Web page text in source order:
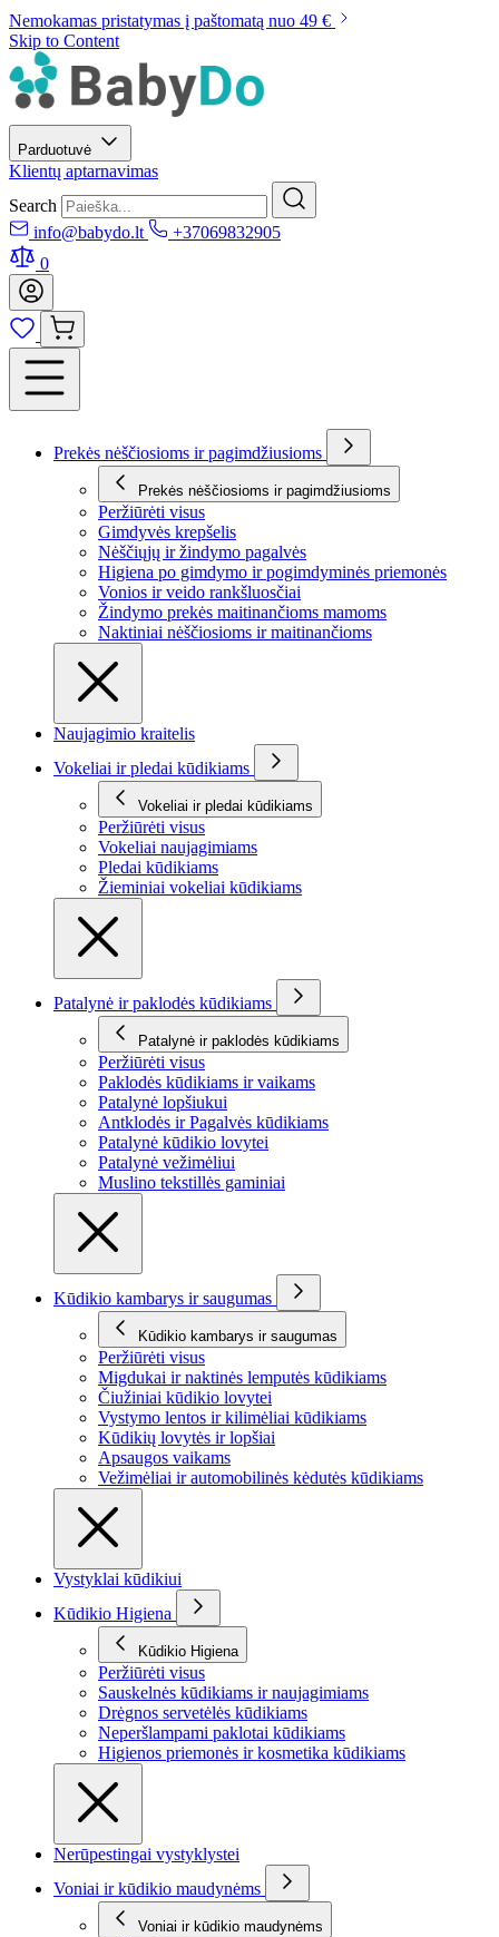
Nemokamas pristatymas į paštomatą nuo 49 €
Skip to Content
Parduotuvė
Klientų aptarnavimas
Search
info@babydo.lt
+37069832905
0
Prekės nėščiosioms ir pagimdžiusioms
Prekės nėščiosioms ir pagimdžiusioms
Peržiūrėti visus
Gimdyvės krepšelis
Nėščiųjų ir žindymo pagalvės
Higiena po gimdymo ir pogimdyminės priemonės
Vonios ir veido rankšluosčiai
Žindymo prekės maitinančioms mamoms
Naktiniai nėščiosioms ir maitinančioms
Naujagimio kraitelis
Vokeliai ir pledai kūdikiams
Vokeliai ir pledai kūdikiams
Peržiūrėti visus
Vokeliai naujagimiams
Pledai kūdikiams
Žieminiai vokeliai kūdikiams
Patalynė ir paklodės kūdikiams
Patalynė ir paklodės kūdikiams
Peržiūrėti visus
Paklodės kūdikiams ir vaikams
Patalynė lopšiukui
Antklodės ir Pagalvės kūdikiams
Patalynė kūdikio lovytei
Patalynė vežimėliui
Muslino tekstillės gaminiai
Kūdikio kambarys ir saugumas
Kūdikio kambarys ir saugumas
Peržiūrėti visus
Migdukai ir naktinės lemputės kūdikiams
Čiužiniai kūdikio lovytei
Vystymo lentos ir kilimėliai kūdikiams
Kūdikių lovytės ir lopšiai
Apsaugos vaikams
Vežimėliai ir automobilinės kėdutės kūdikiams
Vystyklai kūdikiui
Kūdikio Higiena
Kūdikio Higiena
Peržiūrėti visus
Sauskelnės kūdikiams ir naujagimiams
Drėgnos servetėlės kūdikiams
Neperšlampami paklotai kūdikiams
Higienos priemonės ir kosmetika kūdikiams
Nerūpestingai vystyklystei
Voniai ir kūdikio maudynėms
Voniai ir kūdikio maudynėms